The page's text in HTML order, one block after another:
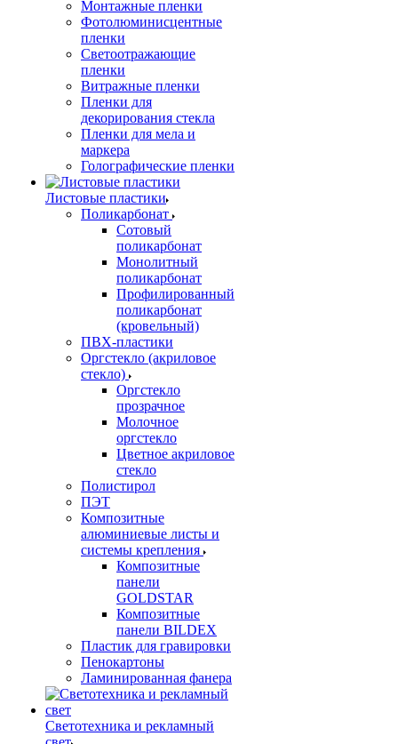
Монтажные пленки
Фотолюминисцентные
пленки
Светоотражающие
пленки
Витражные пленки
Пленки для
декорирования стекла
Пленки для мела и
маркера
Голографические пленки
Листовые пластики
Поликарбонат
Сотовый
поликарбонат
Монолитный
поликарбонат
Профилированный
поликарбонат
(кровельный)
ПВХ-пластики
Оргстекло (акриловое
стекло)
Оргстекло
прозрачное
Молочное
оргстекло
Цветное акриловое
стекло
Полистирол
ПЭТ
Композитные
алюминиевые листы и
системы крепления
Композитные
панели
GOLDSTAR
Композитные
панели BILDEX
Пластик для гравировки
Пенокартоны
Ламинированная фанера
Светотехника и рекламный